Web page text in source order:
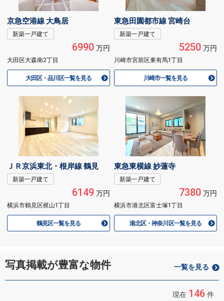
京急空港線 大鳥居
新築一戸建て
6990万円
大田区大森南2丁目
大田区・品川区一覧を見る
東急田園都市線 宮崎台
新築一戸建て
5250万円
川崎市宮前区東有馬1丁目
川崎市一覧を見る
ＪＲ京浜東北・根岸線 鶴見
新築一戸建て
6149万円
横浜市鶴見区梶山1丁目
鶴見区一覧を見る
東急東横線 妙蓮寺
新築一戸建て
7380万円
横浜市港北区富士塚1丁目
港北区・神奈川区一覧を見る
写真掲載が豊富な物件 一覧を見る
現在 146 件